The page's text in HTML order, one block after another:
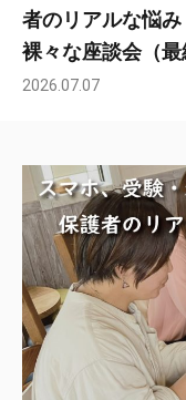
者のリアルな悩
裸々な座談会（最
2026.07.07